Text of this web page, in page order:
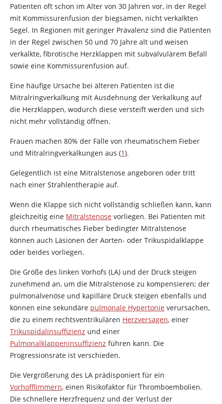
Patienten oft schon im Alter von 30 Jahren vor, in der Regel
mit Kommissurenfusion der biegsamen, nicht verkalkten
Segel. In Regionen mit geringer Prävalenz sind die Patienten
in der Regel zwischen 50 und 70 Jahre alt und weisen
verkalkte, fibrotische Herzklappen mit subvalvulärem Befall
sowie eine Kommissurenfusion auf.
Eine häufige Ursache bei älteren Patienten ist die
Mitralringverkalkung mit Ausdehnung der Verkalkung auf
die Herzklappen, wodurch diese versteift werden und sich
nicht mehr vollständig öffnen.
Frauen machen 80% der Fälle von rheumatischem Fieber
und Mitralringverkalkungen aus (1).
Gelegentlich ist eine Mitralstenose angeboren oder tritt
nach einer Strahlentherapie auf.
Wenn die Klappe sich nicht vollständig schließen kann, kann
gleichzeitig eine Mitralstenose vorliegen. Bei Patienten mit
durch rheumatisches Fieber bedingter Mitralstenose
können auch Läsionen der Aorten- oder Trikuspidalklappe
oder beides vorliegen.
Die Größe des linken Vorhofs (LA) und der Druck steigen
zunehmend an, um die Mitralstenose zu kompensieren; der
pulmonalvenöse und kapilläre Druck steigen ebenfalls und
können eine sekundäre pulmonale Hypertonie verursachen,
die zu einem rechtsventrikulären Herzversagen, einer
Trikuspidalinsuffizienz und einer
Pulmonalklappeninsuffizienz führen kann. Die
Progressionsrate ist verschieden.
Die Vergrößerung des LA prädisponiert für ein
Vorhofflimmern, einen Risikofaktor für Thromboembolien.
Die schnellere Herzfrequenz und der Verlust der